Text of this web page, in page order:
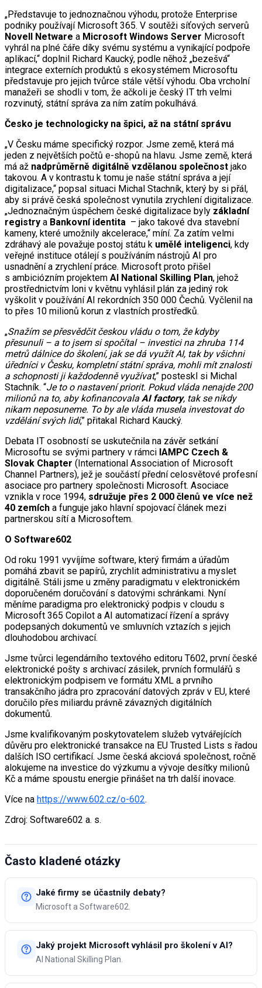
„Představuje to jednoznačnou výhodu, protože Enterprise
podniky používají Microsoft 365. V soutěži síťových serverů
Novell Netware a Microsoft Windows Server Microsoft
vyhrál na plné čáře díky svému systému a vynikající podpoře
aplikací,“ doplnil Richard Kaucký, podle něhož „bezešvá“
integrace externích produktů s ekosystémem Microsoftu
představuje pro jejich tvůrce stále větší výhodu. Oba vrcholní
manažeři se shodli v tom, že ačkoli je český IT trh velmi
rozvinutý, státní správa za ním zatím pokulhává.
Česko je technologicky na špici, až na státní správu
„V Česku máme specifický rozpor. Jsme země, která má
jeden z největších počtů e-shopů na hlavu. Jsme země, která
má až nadprůměrně digitálně vzdělanou společnost jako
takovou. A v kontrastu k tomu je naše státní správa a její
digitalizace,“ popsal situaci Michal Stachník, který by si přál,
aby si právě česká společnost vynutila zrychlení digitalizace.
„Jednoznačným úspěchem české digitalizace byly základní
registry a Bankovní identita – jako takové dva stavební
kameny, které umožnily akcelerace,“ míní. Za zatím velmi
zdráhavý ale považuje postoj státu k umělé inteligenci, kdy
veřejné instituce otálejí s používáním nástrojů AI pro
usnadnění a zrychlení práce. Microsoft proto přišel
s ambiciózním projektem AI National Skilling Plan, jehož
prostřednictvím loni v květnu vyhlásil plán za jediný rok
vyškolit v používání AI rekordních 350 000 Čechů. Vyčlenil na
to přes 10 milionů korun z vlastních prostředků.
„Snažím se přesvědčit českou vládu o tom, že kdyby
přesunuli – a to jsem si spočítal – investici na zhruba 114
metrů dálnice do školení, jak se dá využít AI, tak by všichni
úředníci v Česku, kompletní státní správa, mohli mít znalosti
a schopnosti ji každodenně využívat,” posteskl si Michal
Stachník. “Je to o nastavení priorit. Pokud vláda nenajde 200
milionů na to, aby kofinancovala AI factory, tak se nikdy
nikam neposuneme. To by ale vláda musela investovat do
vzdělání svých lidí,” přitakal Richard Kaucký.
Debata IT osobností se uskutečnila na závěr setkání
Microsoftu se svými partnery v rámci IAMPC Czech &
Slovak Chapter (International Association of Microsoft
Channel Partners), jež je součástí přední celosvětové profesní
asociace pro partnery společnosti Microsoft. Asociace
vznikla v roce 1994, sdružuje přes 2 000 členů ve více než
40 zemích a funguje jako hlavní spojovací článek mezi
partnerskou sítí a Microsoftem.
O Software602
Od roku 1991 vyvíjíme software, který firmám a úřadům
pomáhá zbavit se papírů, zrychlit administrativu a myslet
digitálně. Stáli jsme u změny paradigmatu v elektronickém
doporučeném doručování s datovými schránkami. Nyní
měníme paradigma pro elektronický podpis v cloudu s
Microsoft 365 Copilot a AI automatizací řízení a správy
podepsaných dokumentů ve smluvních vztazích s jejich
dlouhodobou archivací.
Jsme tvůrci legendárního textového editoru T602, první české
elektronické pošty s archivací zásilek, prvních formulářů s
elektronickým podpisem ve formátu XML a prvního
transakčního jádra pro zpracování datových zpráv v EU, které
doručilo přes miliardu právně závazných digitálních
dokumentů.
Jsme kvalifikovaným poskytovatelem služeb vytvářejících
důvěru pro elektronické transakce na EU Trusted Lists s řadou
dalších ISO certifikací. Jsme česká akciová společnost, ročně
alokujeme na investice do výzkumu a vývoje desítky milionů
Kč a máme spoustu energie přinášet na trh další inovace.
Více na https://www.602.cz/o-602.
Zdroj: Software602 a. s.
Často kladené otázky
Jaké firmy se účastnily debaty?
Microsoft a Software602.
Jaký projekt Microsoft vyhlásil pro školení v AI?
AI National Skilling Plan.